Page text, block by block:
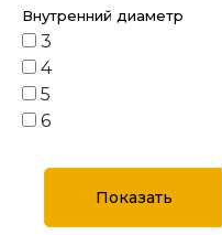
Внутренний диаметр
3
4
5
6